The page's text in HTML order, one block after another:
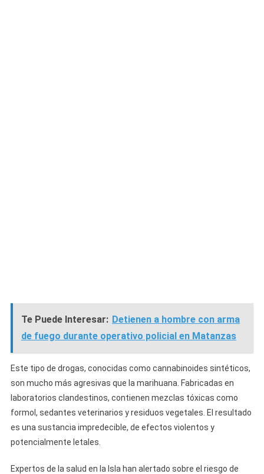
Te Puede Interesar: Detienen a hombre con arma
de fuego durante operativo policial en Matanzas
Este tipo de drogas, conocidas como cannabinoides sintéticos,
son mucho más agresivas que la marihuana. Fabricadas en
laboratorios clandestinos, contienen mezclas tóxicas como
formol, sedantes veterinarios y residuos vegetales. El resultado
es una sustancia impredecible, de efectos violentos y
potencialmente letales.
Expertos de la salud en la Isla han alertado sobre el riesgo de